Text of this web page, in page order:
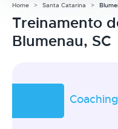
Home Santa Catarina
Treinamento
Blumenau, SC